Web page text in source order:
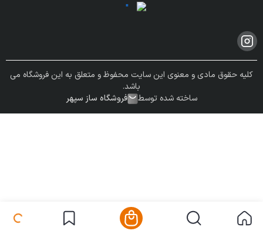
کلیه حقوق مادی و معنوی این سایت محفوظ و متعلق به این فروشگاه می
باشد.
ساخته شده توسط
فروشگاه ساز سپهر